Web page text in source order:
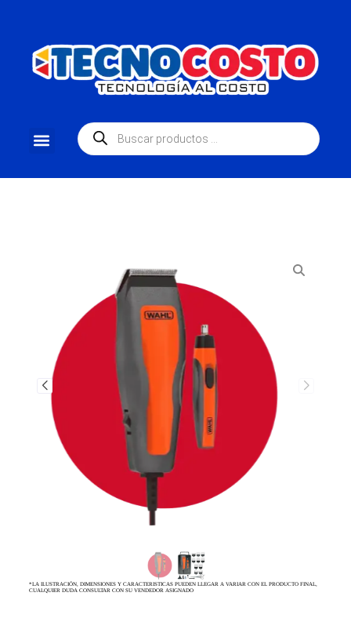
*LA ILUSTRACIÓN, DIMENSIONES Y CARACTERISTICAS PUEDEN LLEGAR A VARIAR CON EL PRODUCTO FINAL,
CUALQUIER DUDA CONSULTAR CON SU VENDEDOR ASIGNADO